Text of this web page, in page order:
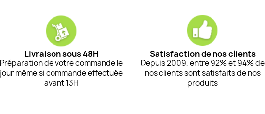
Livraison sous 48H
Préparation de votre commande le
jour même si commande effectuée
avant 13H
Satisfaction de nos clients
Depuis 2009, entre 92% et 94% de
nos clients sont satisfaits de nos
produits